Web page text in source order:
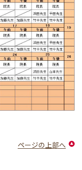
ページの上部へ